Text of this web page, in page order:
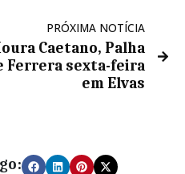
PRÓXIMA NOTÍCIA
Caetano, Palha
Ferrera sexta-feira
em Elvas